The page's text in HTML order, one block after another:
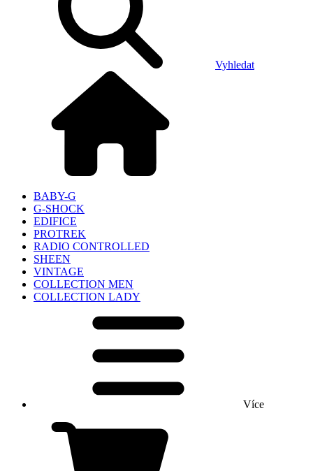
Vyhledat
BABY-G
G-SHOCK
EDIFICE
PROTREK
RADIO CONTROLLED
SHEEN
VINTAGE
COLLECTION MEN
COLLECTION LADY
Více